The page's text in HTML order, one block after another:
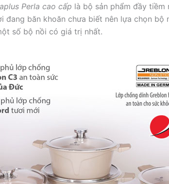
Perla cao cấp là bộ sản phẩm đầy
đang băn khoăn chưa biết nên lựa chọn bộ
số bộ nồi có giá trị nhất.